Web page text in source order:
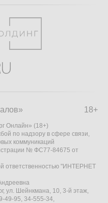
18+
Онлайн» (18+)
по надзору в сфере связи,
коммуникаций
№ ФС77-84675 от
ответственностью "ИНТЕРНЕТ
ул. Шейнкмана, 10, 3-й этаж,
49-95, 34-555-34,